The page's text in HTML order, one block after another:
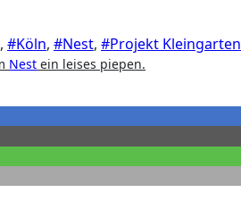
, #Köln, #Nest, #Projekt Kleingarten
Nest ein leises piepen.